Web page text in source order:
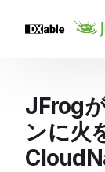
JFrog
ンに火